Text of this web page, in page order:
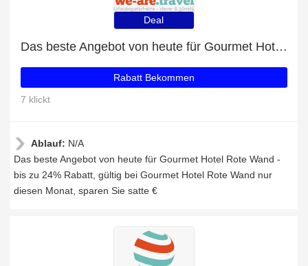
Deal
Das beste Angebot von heute für Gourmet Hotel Rote Wand - bis zu 24% Rabatt
Rabatt Bekommen
7 klickt
Ablauf: N/A
Das beste Angebot von heute für Gourmet Hotel Rote Wand -
bis zu 24% Rabatt, gültig bei Gourmet Hotel Rote Wand nur
diesen Monat, sparen Sie satte €